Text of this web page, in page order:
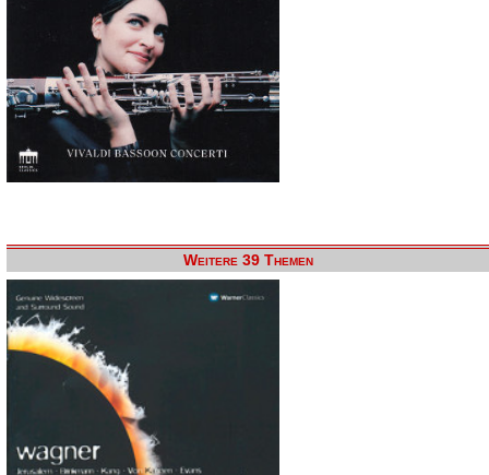
Weitere 39 Themen